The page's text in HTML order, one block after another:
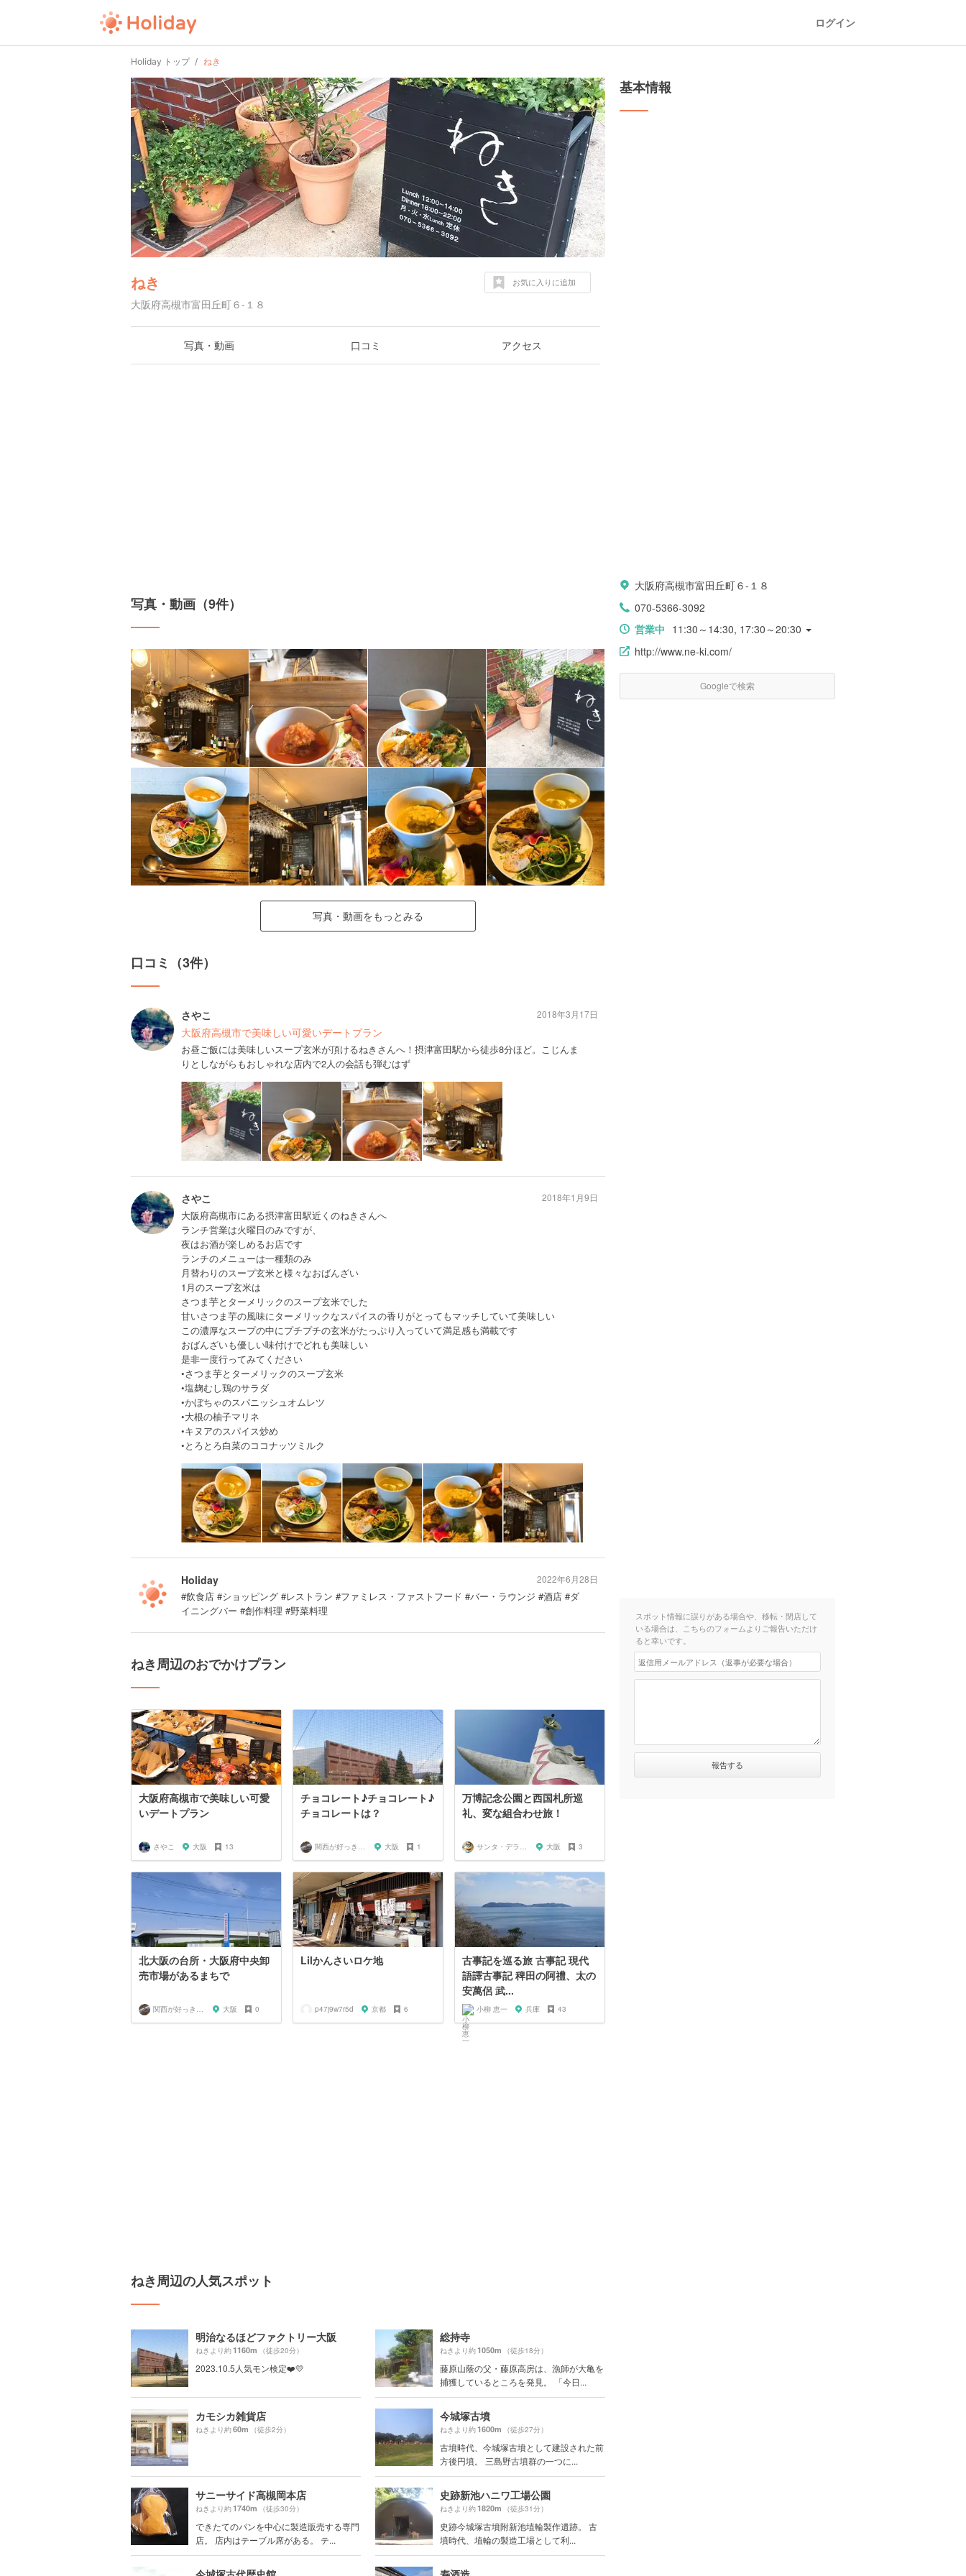
ログイン
Holiday トップ ねき
ねき
大阪府高槻市富田丘町６-１８
お気に入りに追加
写真・動画 口コミ アクセス
写真・動画（9件）
写真・動画をもっとみる
口コミ（3件）
さやこ
大阪府高槻市で美味しい可愛いデートプラン
お昼ご飯には美味しいスープ玄米が頂けるねきさんへ！摂津富田駅から徒歩8分ほど。こじんま
りとしながらもおしゃれな店内で2人の会話も弾むはず
2018年3月17日
さやこ
大阪府高槻市にある摂津富田駅近くのねきさんへ
ランチ営業は火曜日のみですが、
夜はお酒が楽しめるお店です
ランチのメニューは一種類のみ
月替わりのスープ玄米と様々なおばんざい
1月のスープ玄米は
さつま芋とターメリックのスープ玄米でした
甘いさつま芋の風味にターメリックなスパイスの香りがとってもマッチしていて美味しい
この濃厚なスープの中にプチプチの玄米がたっぷり入っていて満足感も満載です
おばんざいも優しい味付けでどれも美味しい
是非一度行ってみてください
•さつま芋とターメリックのスープ玄米
•塩麹むし鶏のサラダ
•かぼちゃのスパニッシュオムレツ
•大根の柚子マリネ
•キヌアのスパイス炒め
•とろとろ白菜のココナッツミルク
2018年1月9日
Holiday
#飲食店 #ショッピング #レストラン #ファミレス・ファストフード #バー・ラウンジ #酒店 #ダ
イニングバー #創作料理 #野菜料理
2022年6月28日
ねき周辺のおでかけプラン
大阪府高槻市で美味しい可愛
いデートプラン
さやこ 大阪 13
チョコレート♪チョコレート♪
チョコレートは？
関西が好っきゃねん 大阪 1
万博記念公園と西国札所巡
礼、変な組合わせ旅！
サンタ・デラックス 大阪 3
北大阪の台所・大阪府中央卸
売市場があるまちで
関西が好っきゃねん 大阪 0
Lilかんさいロケ地
p47j9w7r5d 京都 6
古事記を巡る旅 古事記 現代
語譯古事記 稗田の阿禮、太の
安萬侶 武...
小柳 恵一 兵庫 43
ねき周辺の人気スポット
明治なるほどファクトリー大阪
ねきより約1160m （徒歩20分）
2023.10.5人気モン検定❤️💛
総持寺
ねきより約1050m （徒歩18分）
藤原山蔭の父・藤原高房は、漁師が大亀を
捕獲しているところを発見。 「今日...
カモシカ雑貨店
ねきより約60m （徒歩2分）
今城塚古墳
ねきより約1600m （徒歩27分）
古墳時代、今城塚古墳として建設された前
方後円墳。 三島野古墳群の一つに...
サニーサイド高槻岡本店
ねきより約1740m （徒歩30分）
できたてのパンを中心に製造販売する専門
店。 店内はテーブル席がある。 テ...
史跡新池ハニワ工場公園
ねきより約1820m （徒歩31分）
史跡今城塚古墳附新池埴輪製作遺跡。 古
墳時代、埴輪の製造工場として利...
基本情報
大阪府高槻市富田丘町６-１８
070-5366-3092
営業中 11:30～14:30, 17:30～20:30
http://www.ne-ki.com/
Googleで検索
スポット情報に誤りがある場合や、移転・閉店して
いる場合は、こちらのフォームよりご報告いただけ
ると幸いです。